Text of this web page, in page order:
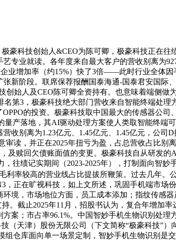
科技创始人&CEO为陈可卿，极豪科技正在往
专业就读。各年度来自最大客户的营收别离为
业增加率（约15%）快了3倍——此时行业全体
新阶段。联席保荐报酬国泰海通-国泰君安国际
创始人及CEO陈可卿全资持有。也意味着端侧
第3，极豪科技绝大部门营收来自智能终端处
的投资。极豪科技取中国最大的传感器公司
产落地，其AI驱动处理方案使人类取智能终端
别离为1.23亿元、1.45亿元、1.45亿元，公司
读，并正在2025年扭亏为盈，占总营收占比别
及赎回欠债账面值的变更。极豪科技自从研发
往绩记实期间（2023-2025年），打制面向智
率较高的营业线占比提拔所鞭策。过去几年。
，正在旷视科技，如上文所述，巩固手机端市场
境，市场地位方面，员工成本添加；指纹传感
。截止2025年11月，招股书认为，复合年增加率
案；市占率96.1%。中国智妙手机生物识别处理
（天津）股份无限公司（下文简称“极豪科技”）
仓库面向单一场景定制，智妙手机生物识别是